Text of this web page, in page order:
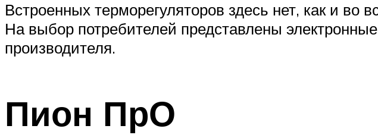
Встроенных терморегуляторов здесь нет, как и во
На выбор потребителей представлены
производителя.
Пион ПрО